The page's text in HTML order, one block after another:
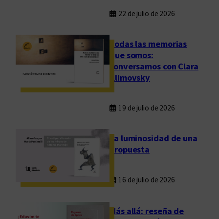
22 de julio de 2026
Todas las memorias
que somos:
conversamos con Clara
Klimovsky
19 de julio de 2026
La luminosidad de una
propuesta
16 de julio de 2026
Más allá: reseña de